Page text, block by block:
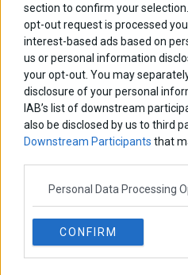
section to confirm your
opt-out request is processed
interest-based ads based on
us or personal information
your opt-out. You may
disclosure of your personal
IAB’s list of downstream
also be disclosed by us to third
Downstream Participants that
Personal Data Processing
CONFIRM
ΑΡΘΡΟΓΡΑΦΟΙ
Ελευθερία Κούρταλη
Οι «τιμωροί» των
Εύη Φραγκάκη
Η αληθινή παιδεία
Η βία κατά των ζώων
Δημήτρης